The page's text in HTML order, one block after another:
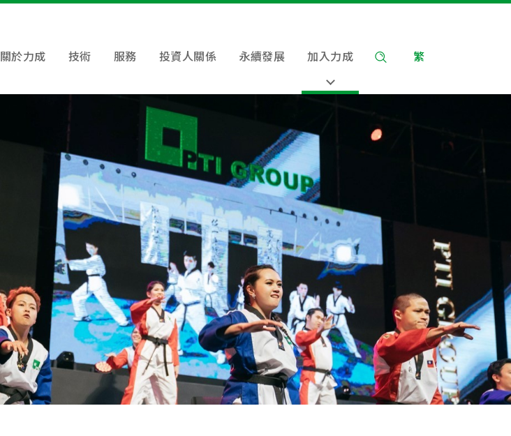
關於力成 技術 服務 投資人關係 永續發展 加入力成 繁